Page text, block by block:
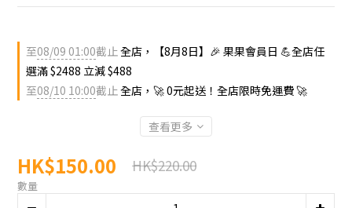
至08/09 01:00截止全店，【8月8日】🎉 果果會員日 💪全店任
選滿 $2488 立減 $488
至08/10 10:00截止全店，🚀 0元起送！全店限時免運費 🚀
查看更多
HK$150.00 HK$220.00
數量